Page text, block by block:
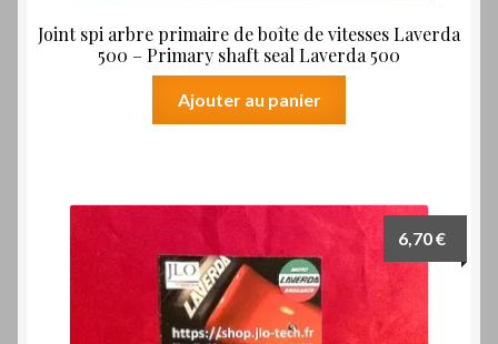
Joint spi arbre primaire de boîte de vitesses Laverda
500 – Primary shaft seal Laverda 500
Ajouter au panier
6,70€